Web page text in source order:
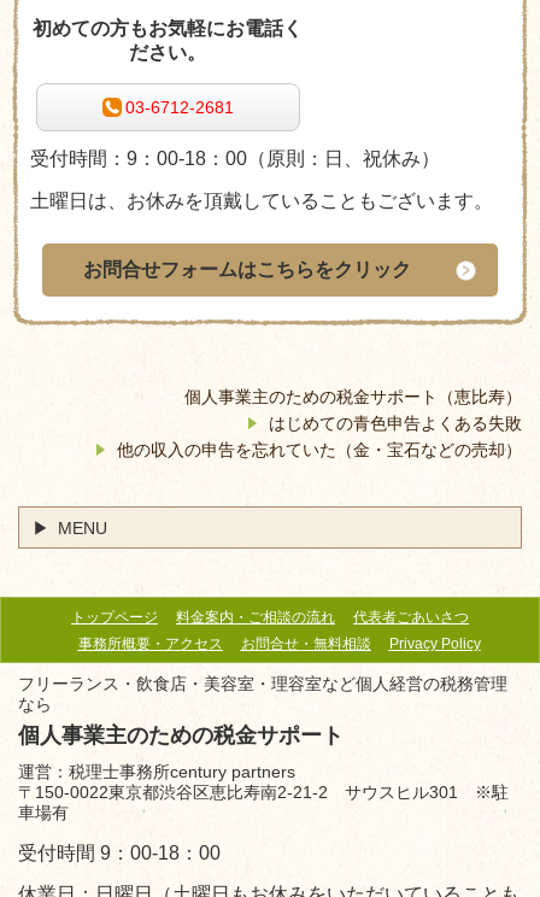
初めての方もお気軽にお電話く
ださい。
03-6712-2681
受付時間：9：00-18：00 （原則：日、祝休み）
土曜日は、お休みを頂戴していることもございます。
お問合せフォームはこちらをクリック
個人事業主のための税金サポート（恵比寿）
はじめての青色申告よくある失敗
他の収入の申告を忘れていた（金・宝石などの売却）
MENU
トップページ 料金案内・ご相談の流れ
代表者ごあいさつ
事務所概要・アクセス
お問合せ・無料相談 Privacy Policy
フリーランス・飲食店・美容室・理容室など個人経営の税務管理
なら
個人事業主のための税金サポート
運営：税理士事務所century partners
〒150-0022東京都渋谷区恵比寿南2-21-2 サウスヒル301 ※駐
車場有
受付時間 9：00-18：00